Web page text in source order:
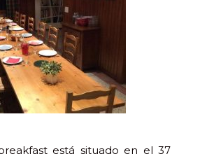
está situado en el 37